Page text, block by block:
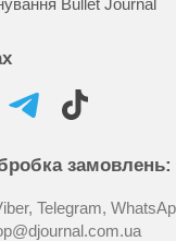
Bullet Journal
замовлень:
Telegram,